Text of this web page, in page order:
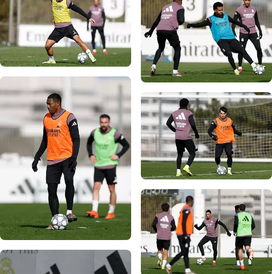
صورة: Real Madrid
صورة: Real Madrid